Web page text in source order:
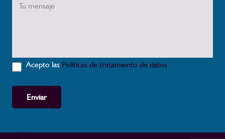
Acepto las Políticas de tratamiento de datos